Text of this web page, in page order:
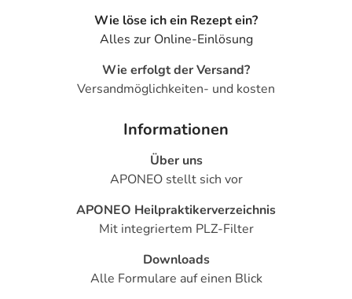
Wie löse ich ein Rezept ein?
Alles zur Online-Einlösung
Wie erfolgt der Versand?
Versandmöglichkeiten- und kosten
Informationen
Über uns
APONEO stellt sich vor
APONEO Heilpraktikerverzeichnis
Mit integriertem PLZ-Filter
Downloads
Alle Formulare auf einen Blick